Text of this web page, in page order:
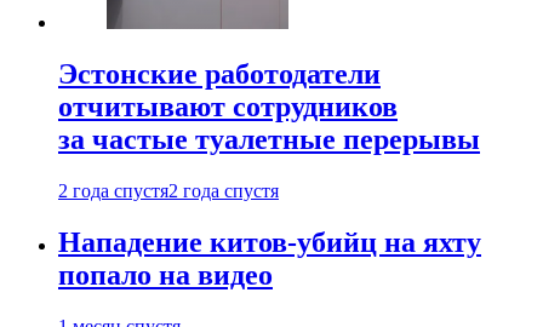
Эстонские работодатели
отчитывают сотрудников
за частые туалетные перерывы
2 года спустя2 года спустя
Нападение китов-убийц на яхту
попало на видео